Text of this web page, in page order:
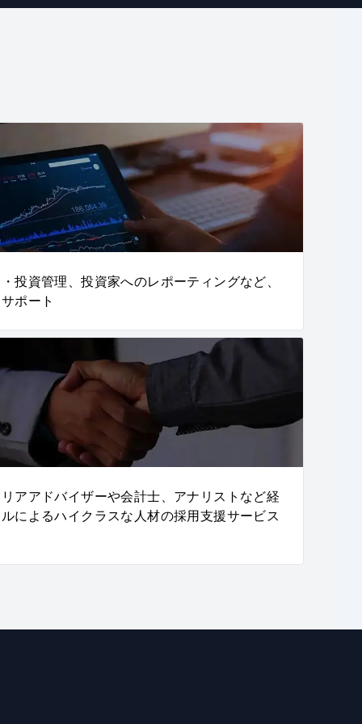
投資管理、投資家へのレポーティングなど、
ポート
アアドバイザーや会計士、アナリストなど経
によるハイクラスな人材の採用支援サービス